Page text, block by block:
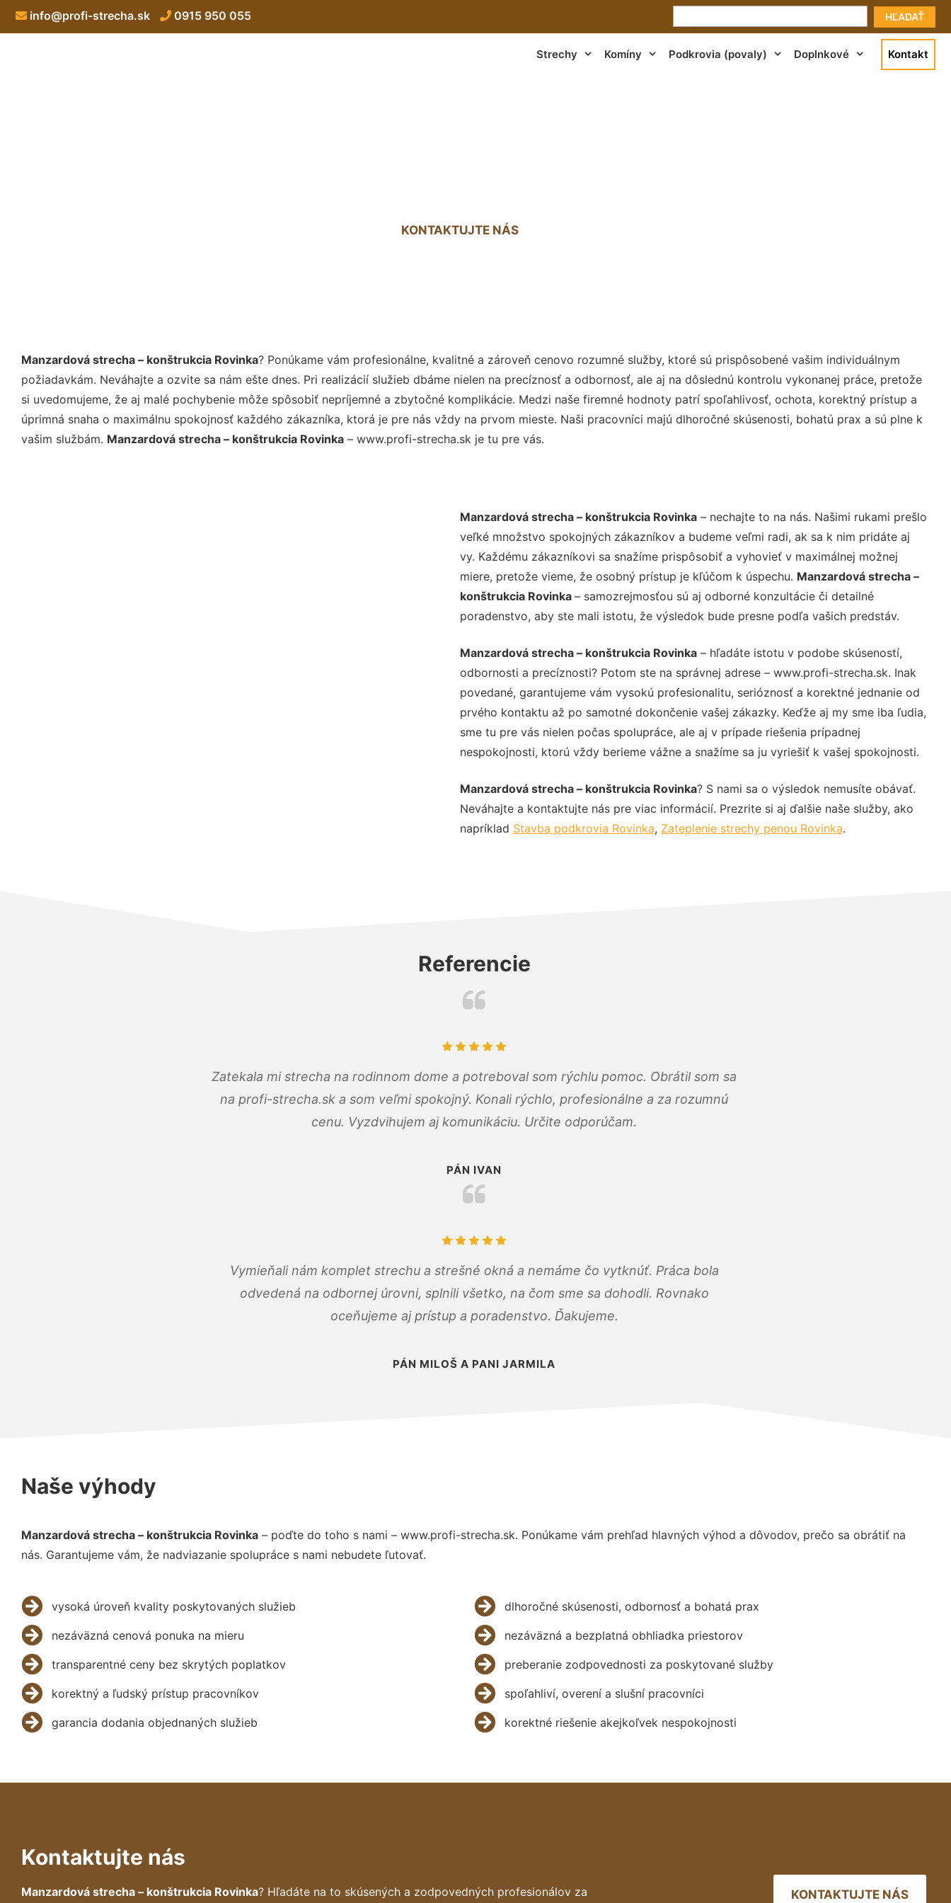
HĽADAŤ
info@profi-strecha.sk 0915 950 055
Strechy Komíny Podkrovia (povaly) Doplnkové Kontakt
KONTAKTUJTE NÁS
Manzardová strecha – konštrukcia Rovinka? Ponúkame vám profesionálne, kvalitné a zároveň cenovo rozumné služby, ktoré sú prispôsobené vašim individuálnym
požiadavkám. Neváhajte a ozvite sa nám ešte dnes. Pri realizácií služieb dbáme nielen na precíznosť a odbornosť, ale aj na dôslednú kontrolu vykonanej práce, pretože
si uvedomujeme, že aj malé pochybenie môže spôsobiť nepríjemné a zbytočné komplikácie. Medzi naše firemné hodnoty patrí spoľahlivosť, ochota, korektný prístup a
úprimná snaha o maximálnu spokojnosť každého zákazníka, ktorá je pre nás vždy na prvom mieste. Naši pracovníci majú dlhoročné skúsenosti, bohatú prax a sú plne k
vašim službám. Manzardová strecha – konštrukcia Rovinka – www.profi-strecha.sk je tu pre vás.
Manzardová strecha – konštrukcia Rovinka– nechajte to na nás. Našimi rukami prešlo
veľké množstvo spokojných zákazníkov a budeme veľmi radi, ak sa k nim pridáte aj
vy. Každému zákazníkovi sa snažíme prispôsobiť a vyhovieť v maximálnej možnej
miere, pretože vieme, že osobný prístup je kľúčom k úspechu. Manzardová strecha –
konštrukcia Rovinka – samozrejmosťou sú aj odborné konzultácie či detailné
poradenstvo, aby ste mali istotu, že výsledok bude presne podľa vašich predstáv.
Manzardová strecha – konštrukcia Rovinka– hľadáte istotu v podobe skúseností,
odbornosti a precíznosti? Potom ste na správnej adrese – www.profi-strecha.sk. Inak
povedané, garantujeme vám vysokú profesionalitu, serióznosť a korektné jednanie od
prvého kontaktu až po samotné dokončenie vašej zákazky. Keďže aj my sme iba ľudia,
sme tu pre vás nielen počas spolupráce, ale aj v prípade riešenia prípadnej
nespokojnosti, ktorú vždy berieme vážne a snažíme sa ju vyriešiť k vašej spokojnosti.
Manzardová strecha – konštrukcia Rovinka? S nami sa o výsledok nemusíte obávať.
Neváhajte a kontaktujte nás pre viac informácií. Prezrite si aj ďalšie naše služby, ako
napríklad Stavba podkrovia Rovinka, Zateplenie strechy penou Rovinka.
Referencie
Zatekala mi strecha na rodinnom dome a potreboval som rýchlu pomoc. Obrátil som sa
na profi-strecha.sk a som veľmi spokojný. Konali rýchlo, profesionálne a za rozumnú
cenu. Vyzdvihujem aj komunikáciu. Určite odporúčam.
PÁN IVAN
Vymieňali nám komplet strechu a strešné okná a nemáme čo vytknúť. Práca bola
odvedená na odbornej úrovni, splnili všetko, na čom sme sa dohodli. Rovnako
oceňujeme aj prístup a poradenstvo. Ďakujeme.
PÁN MILOŠ A PANI JARMILA
Naše výhody
Manzardová strecha – konštrukcia Rovinka – poďte do toho s nami – www.profi-strecha.sk. Ponúkame vám prehľad hlavných výhod a dôvodov, prečo sa obrátiť na
nás. Garantujeme vám, že nadviazanie spolupráce s nami nebudete ľutovať.
vysoká úroveň kvality poskytovaných služieb
nezáväzná cenová ponuka na mieru
transparentné ceny bez skrytých poplatkov
korektný a ľudský prístup pracovníkov
garancia dodania objednaných služieb
dlhoročné skúsenosti, odbornosť a bohatá prax
nezáväzná a bezplatná obhliadka priestorov
preberanie zodpovednosti za poskytované služby
spoľahliví, overení a slušní pracovníci
korektné riešenie akejkoľvek nespokojnosti
Kontaktujte nás
Manzardová strecha – konštrukcia Rovinka? Hľadáte na to skúsených a zodpovedných profesionálov za KONTAKTUJTE NÁS